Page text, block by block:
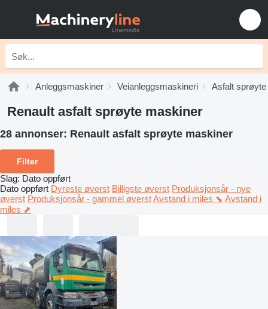
Anleggsmaskiner Veianleggsmaskineri Asfalt
Renault asfalt sprøyte maskiner
28 annonser: Renault asfalt sprøyte maskiner
Filter
Slag: Dato oppført
Dato oppført Dyreste øverst Billigste øverst Produksjonsår - nye
øverst Produksjonsår - gammel øverstAvstand i miles ⬊ Avstand i
miles ⬈